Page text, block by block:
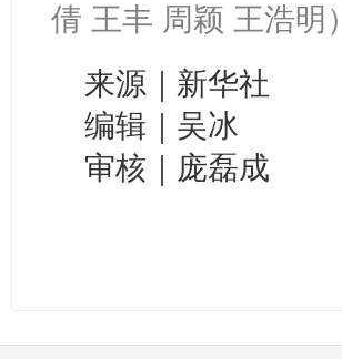
倩 王丰 周颖 王浩明）
来源｜新华社
编辑｜吴冰
审核｜庞磊成